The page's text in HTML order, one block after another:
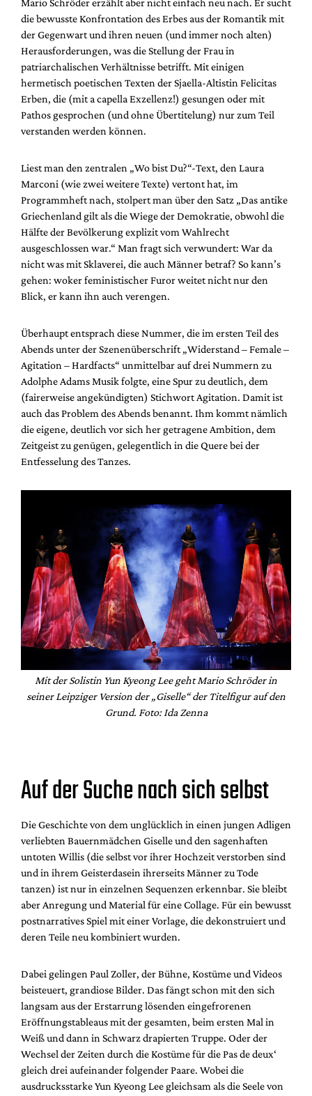
die bewusste Konfrontation des Erbes aus der Romantik mit
der Gegenwart und ihren neuen (und immer noch alten)
Herausforderungen, was die Stellung der Frau in
patriarchalischen Verhältnisse betrifft. Mit einigen
hermetisch poetischen Texten der Sjaella-Altistin Felicitas
Erben, die (mit a capella Exzellenz!) gesungen oder mit
Pathos gesprochen (und ohne Übertitelung) nur zum Teil
verstanden werden können.
Liest man den zentralen „Wo bist Du?“-Text, den Laura
Marconi (wie zwei weitere Texte) vertont hat, im
Programmheft nach, stolpert man über den Satz „Das antike
Griechenland gilt als die Wiege der Demokratie, obwohl die
Hälfte der Bevölkerung explizit vom Wahlrecht
ausgeschlossen war.“ Man fragt sich verwundert: War da
nicht was mit Sklaverei, die auch Männer betraf? So kann’s
gehen: woker feministischer Furor weitet nicht nur den
Blick, er kann ihn auch verengen.
Überhaupt entsprach diese Nummer, die im ersten Teil des
Abends unter der Szenenüberschrift „Widerstand – Female –
Agitation – Hardfacts“ unmittelbar auf drei Nummern zu
Adolphe Adams Musik folgte, eine Spur zu deutlich, dem
(fairerweise angekündigten) Stichwort Agitation. Damit ist
auch das Problem des Abends benannt. Ihm kommt nämlich
die eigene, deutlich vor sich her getragene Ambition, dem
Zeitgeist zu genügen, gelegentlich in die Quere bei der
Entfesselung des Tanzes.
Mit der Solistin Yun Kyeong Lee geht Mario Schröder in
seiner Leipziger Version der „Giselle“ der Titelfigur auf den
Grund. Foto: Ida Zenna
Auf der Suche nach sich selbst
Die Geschichte von dem unglücklich in einen jungen Adligen
verliebten Bauernmädchen Giselle und den sagenhaften
untoten Willis (die selbst vor ihrer Hochzeit verstorben sind
und in ihrem Geisterdasein ihrerseits Männer zu Tode
tanzen) ist nur in einzelnen Sequenzen erkennbar. Sie bleibt
aber Anregung und Material für eine Collage. Für ein bewusst
postnarratives Spiel mit einer Vorlage, die dekonstruiert und
deren Teile neu kombiniert wurden.
Dabei gelingen Paul Zoller, der Bühne, Kostüme und Videos
beisteuert, grandiose Bilder. Das fängt schon mit den sich
langsam aus der Erstarrung lösenden eingefrorenen
Eröffnungstableaus mit der gesamten, beim ersten Mal in
Weiß und dann in Schwarz drapierten Truppe. Oder der
Wechsel der Zeiten durch die Kostüme für die Pas de deux‘
gleich drei aufeinander folgender Paare. Wobei die
ausdrucksstarke Yun Kyeong Lee gleichsam als die Seele von